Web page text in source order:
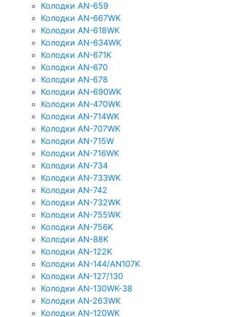
Колодки AN-659
Колодки AN-667WK
Колодки AN-618WK
Колодки AN-634WK
Колодки AN-671K
Колодки AN-670
Колодки AN-678
Колодки AN-690WK
Колодки AN-470WK
Колодки AN-714WK
Колодки AN-707WK
Колодки AN-715W
Колодки AN-716WK
Колодки AN-734
Колодки AN-733WK
Колодки AN-742
Колодки AN-732WK
Колодки AN-755WK
Колодки AN-756K
Колодки AN-88K
Колодки AN-122K
Колодки AN-144/AN107K
Колодки AN-127/130
Колодки AN-130WK-38
Колодки AN-263WK
Колодки AN-120WK